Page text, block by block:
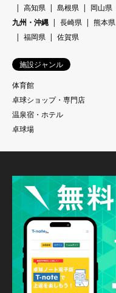
高知県
島根県
岡山県
九州・沖縄
長崎県 熊本県
福岡県
佐賀県
施設ジャンル
体育館
卓球ショップ・専門店
温泉宿・ホテル
卓球場